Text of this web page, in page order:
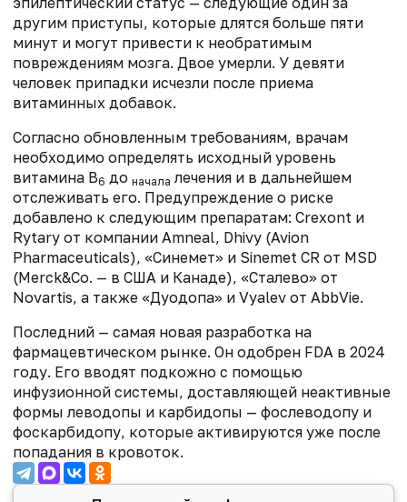
другим приступы, которые длятся больше пяти
минут и могут привести к необратимым
повреждениям мозга. Двое умерли. У девяти
человек припадки исчезли после приема
витаминных добавок.
Согласно обновленным требованиям, врачам
необходимо определять исходный уровень
витамина B6 до начала лечения и в дальнейшем
отслеживать его. Предупреждение о риске
добавлено к следующим препаратам: Crexont и
Rytary от компании Amneal, Dhivy (Avion
Pharmaceuticals), «Синемет» и Sinemet CR от MSD
(Merck&Co. — в США и Канаде), «Сталево» от
Novartis, а также «Дуодопа» и Vyalev от AbbVie.
Последний — самая новая разработка на
фармацевтическом рынке. Он одобрен FDA в 2024
году. Его вводят подкожно с помощью
инфузионной системы, доставляющей неактивные
формы леводопы и карбидопы — фослеводопу и
фоскарбидопу, которые активируются уже после
попадания в кровоток.